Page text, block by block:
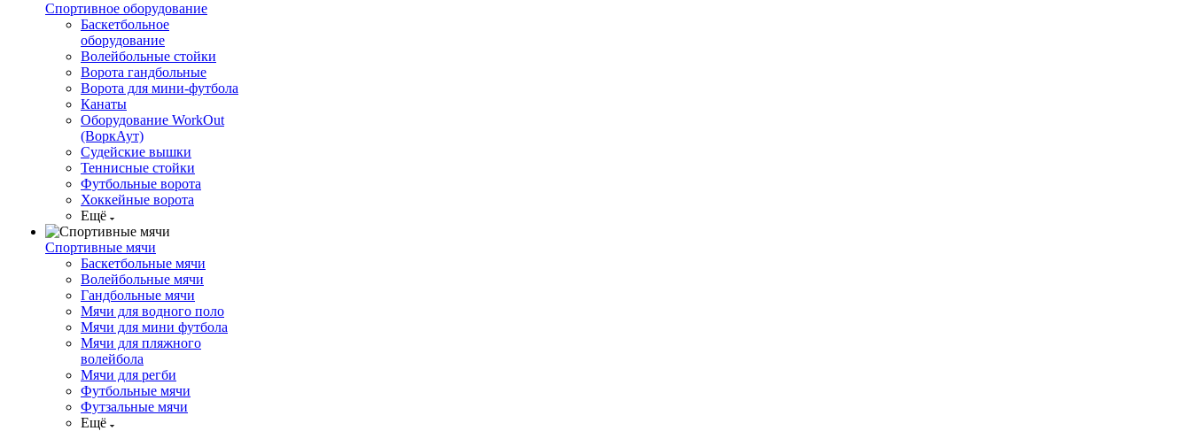
Спортивное оборудование
Баскетбольное
оборудование
Волейбольные стойки
Ворота гандбольные
Ворота для мини-футбола
Канаты
Оборудование WorkOut
(ВоркАут)
Судейские вышки
Теннисные стойки
Футбольные ворота
Хоккейные ворота
Ещё
Спортивные мячи
Баскетбольные мячи
Волейбольные мячи
Гандбольные мячи
Мячи для водного поло
Мячи для мини футбола
Мячи для пляжного
волейбола
Мячи для регби
Футбольные мячи
Футзальные мячи
Ещё